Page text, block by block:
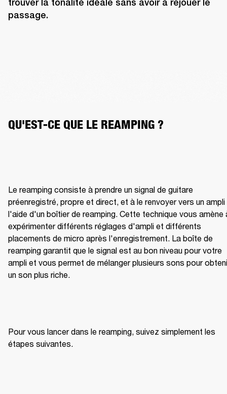
trouver la tonalité idéale sans avoir à rejouer le
passage.
QU'EST-CE QUE LE REAMPING ?
Le reamping consiste à prendre un signal de guitare
préenregistré, propre et direct, et à le renvoyer vers un ampli
l'aide d'un boîtier de reamping. Cette technique vous amène
expérimenter différents réglages d'ampli et différents
placements de micro après l'enregistrement. La boîte de
reamping garantit que le signal est au bon niveau pour votre
ampli et vous permet de mélanger plusieurs sons pour
un son plus riche.
Pour vous lancer dans le reamping, suivez simplement les
étapes suivantes.